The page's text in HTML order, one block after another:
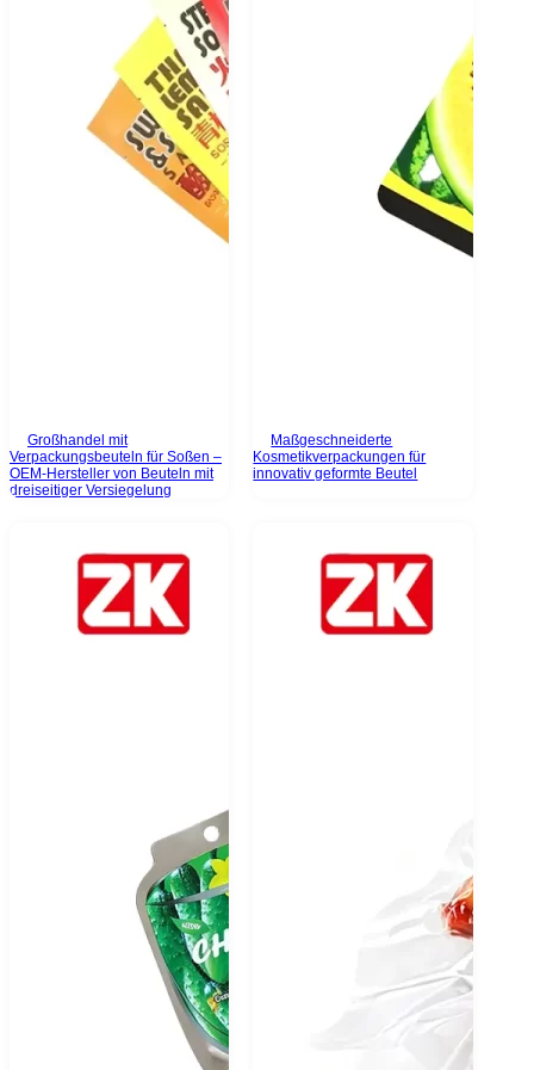
Großhandel mit
Verpackungsbeuteln für Soßen –
OEM-Hersteller von Beuteln mit
dreiseitiger Versiegelung
Maßgeschneiderte
Kosmetikverpackungen für
innovativ geformte Beutel